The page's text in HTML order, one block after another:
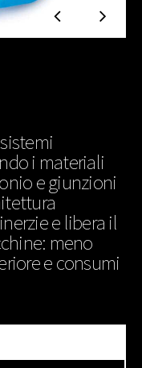
i materiali
e giunzioni
e libera il
meno
e consumi